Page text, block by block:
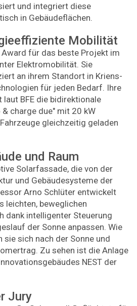
und integriert diese
in Gebäudeflächen.
Mobilität
Award für das beste Projekt im
Elektromobilität. Sie
an ihrem Standort in Kriens-
für jeden Bedarf. Ihre
BFE die bidirektionale
charge due" mit 20 kW
gleichzeitig geladen
und Raum
Solarfassade, die von der
und Gebäudesysteme der
Arno Schlüter entwickelt
leichten, beweglichen
dank intelligenter Steuerung
der Sonne anpassen. Wie
sie sich nach der Sonne und
Zu sehen ist die Anlage
NEST der
Jury